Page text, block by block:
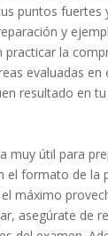
puntos
y
la
evaluadas en
resultado en
útil para
formato de
máximo
asegúrate de